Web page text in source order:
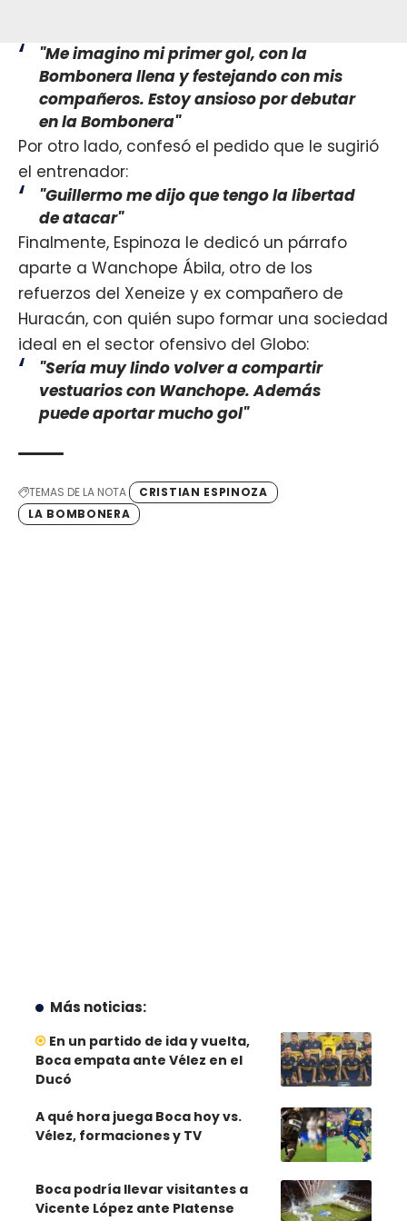
"Me imagino mi primer gol, con la
Bombonera llena y festejando con mis
compañeros. Estoy ansioso por debutar
en la Bombonera"
Por otro lado, confesó el pedido que le sugirió
el entrenador:
"Guillermo me dijo que tengo la libertad
de atacar"
Finalmente, Espinoza le dedicó un párrafo
aparte a Wanchope Ábila, otro de los
refuerzos del Xeneize y ex compañero de
Huracán, con quién supo formar una sociedad
ideal en el sector ofensivo del Globo:
"Sería muy lindo volver a compartir
vestuarios con Wanchope. Además
puede aportar mucho gol"
TEMAS DE LA NOTA
CRISTIAN ESPINOZA
LA BOMBONERA
Más noticias:
En un partido de ida y vuelta,
Boca empata ante Vélez en el
Ducó
A qué hora juega Boca hoy vs.
Vélez, formaciones y TV
Boca podría llevar visitantes a
Vicente López ante Platense